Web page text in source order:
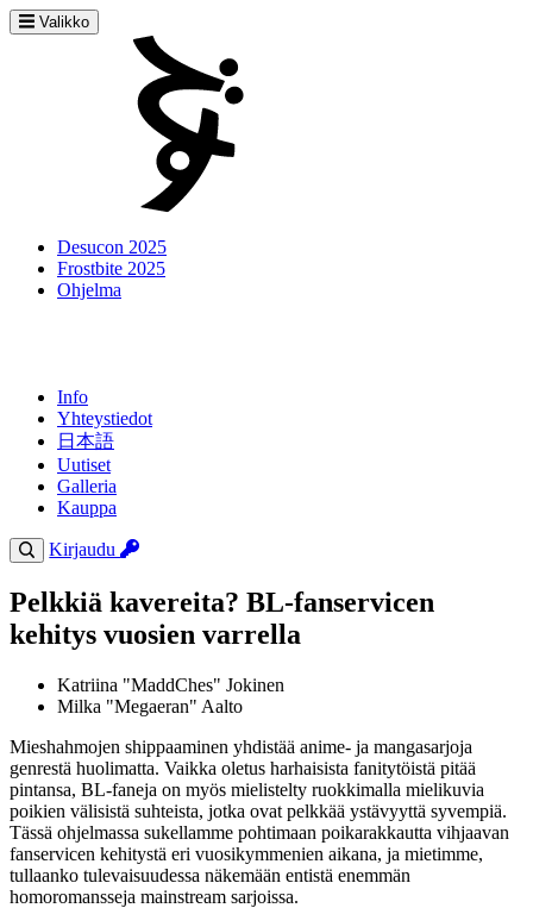
Valikko
Desucon 2025
Frostbite 2025
Ohjelma
Info
Yhteystiedot
日本語
Uutiset
Galleria
Kauppa
Kirjaudu
Pelkkiä kavereita? BL-fanservicen
kehitys vuosien varrella
Katriina "MaddChes" Jokinen
Milka "Megaeran" Aalto
Mieshahmojen shippaaminen yhdistää anime- ja mangasarjoja
genrestä huolimatta. Vaikka oletus harhaisista fanitytöistä pitää
pintansa, BL-faneja on myös mielistelty ruokkimalla mielikuvia
poikien välisistä suhteista, jotka ovat pelkkää ystävyyttä syvempiä.
Tässä ohjelmassa sukellamme pohtimaan poikarakkautta vihjaavan
fanservicen kehitystä eri vuosikymmenien aikana, ja mietimme,
tullaanko tulevaisuudessa näkemään entistä enemmän
homoromansseja mainstream sarjoissa.